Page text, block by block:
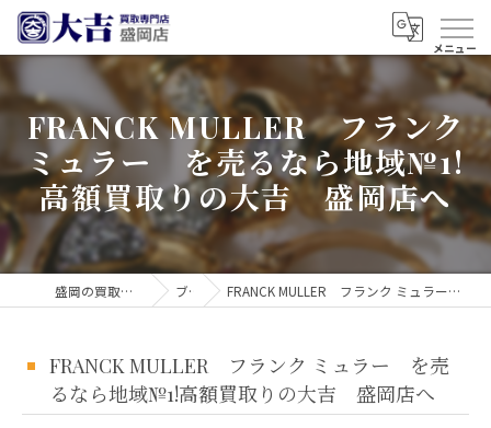
FRANCK MULLER フランク
ミュラー を売るなら地域№1!
高額買取りの大吉 盛岡店へ
盛岡の買取なら買取大吉 盛岡店 ブログ FRANCK MULLER フランク ミュラー を売るなら地域№1!高額買取りの大吉 盛岡店へ
FRANCK MULLER フランク ミュラー を売
るなら地域№1!高額買取りの大吉 盛岡店へ